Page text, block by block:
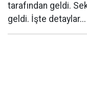
tarafından geldi.
geldi. İşte detaylar...